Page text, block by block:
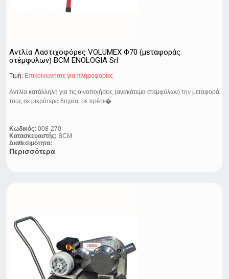
Αντλία Λαστιχοφόρες VOLUMEX Φ70 (μεταφοράς
στέμφυλων) BCM ENOLOGIA Srl
Τιμή: Eπικοινωνήστε για πληροφορίες
Αντλία κατάλληλη για τις οινοποιήσεις (ανακάτεμα στεμφύλων) την μεταφορά
τους σε μικρότερα δοχεία, σε πρέσε�
Κωδικός: 008-270
Κατασκευαστής: BCM
Διαθεσιμότητα:
Περισσότερα